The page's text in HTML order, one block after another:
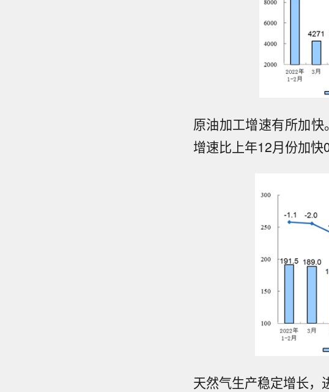
原油加工增速有所加
增速比上年12月份加快
天然气生产稳定增长，